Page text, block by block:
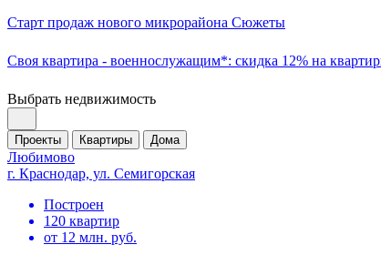
Старт продаж нового микрорайона Сюжеты
Своя квартира - военнослужащим*: скидка 12% на
Выбрать недвижимость
Проекты Квартиры Дома
Любимово
г. Краснодар, ул. Семигорская
Построен
120 квартир
от 12 млн. руб.